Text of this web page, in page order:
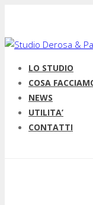
LO STUDIO
COSA
NEWS
UTILITA’
CONTATTI